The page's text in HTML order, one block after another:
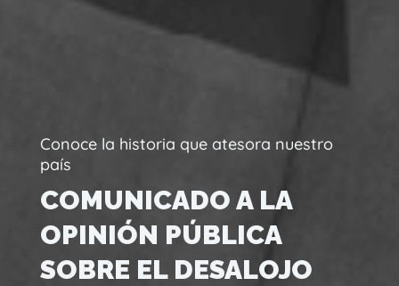
Conoce la historia que atesora nuestro
país
COMUNICADO A LA
OPINIÓN PÚBLICA
SOBRE EL DESALOJO